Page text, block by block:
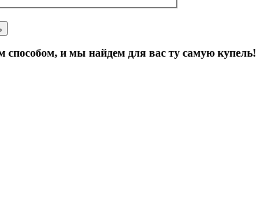
и мы найдем для вас ту самую купель!